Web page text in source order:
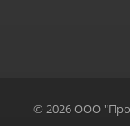
© 2026 ООО